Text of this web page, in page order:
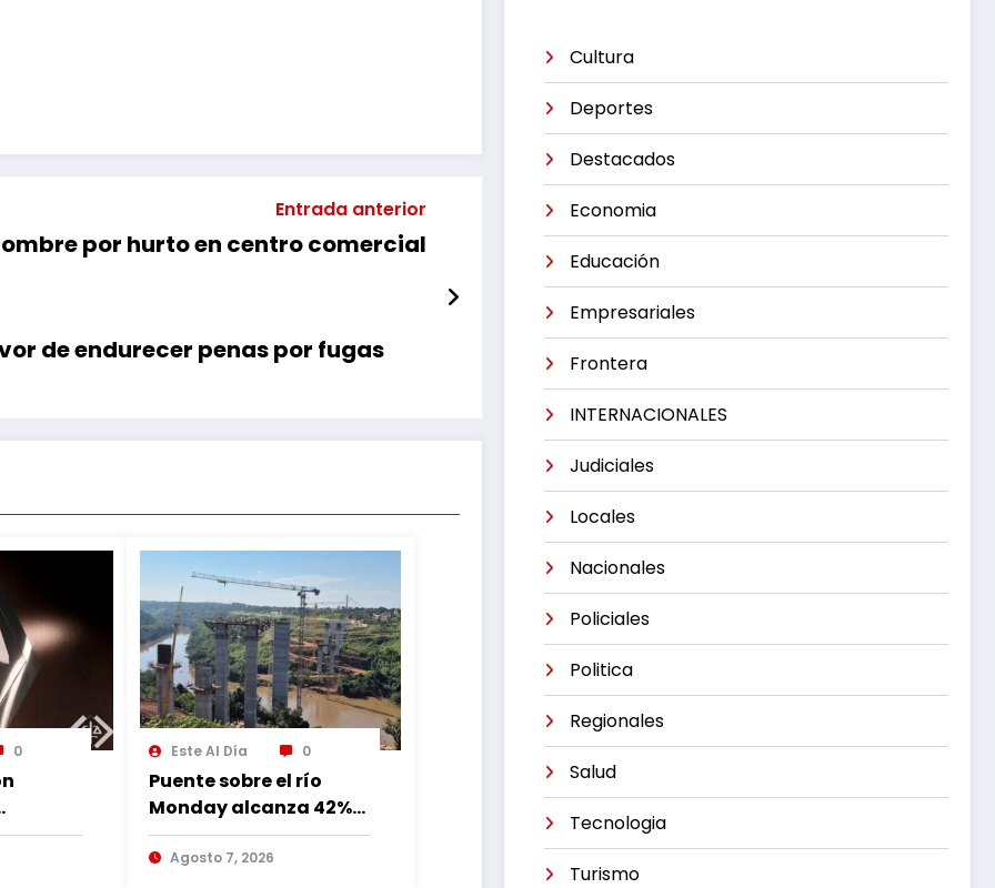
Entrada anterior
por hurto en centro comercial
de endurecer penas por fugas
0 Este Al Día 0
Puente sobre el río
Monday alcanza 42%
de avance con
trabajos continuos
Agosto 7, 2026
Cultura
Deportes
Destacados
Economia
Educación
Empresariales
Frontera
INTERNACIONALES
Judiciales
Locales
Nacionales
Policiales
Politica
Regionales
Salud
Tecnologia
Turismo